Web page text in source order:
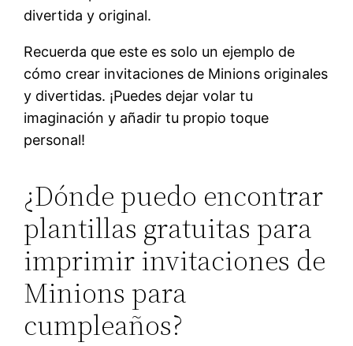
divertida y original.
Recuerda que este es solo un ejemplo de
cómo crear invitaciones de Minions originales
y divertidas. ¡Puedes dejar volar tu
imaginación y añadir tu propio toque
personal!
¿Dónde puedo encontrar
plantillas gratuitas para
imprimir invitaciones de
Minions para
cumpleaños?